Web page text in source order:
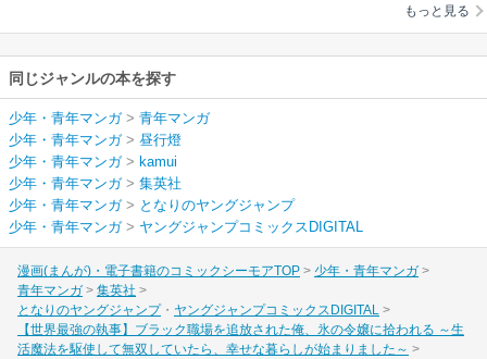
法を駆使して無双し
ていたら、幸せな暮
らしが始まりました
～
もっと見る
同じジャンルの本を探す
少年・青年マンガ> 青年マンガ
少年・青年マンガ> 昼行燈
少年・青年マンガ> kamui
少年・青年マンガ> 集英社
少年・青年マンガ> となりのヤングジャンプ
少年・青年マンガ> ヤングジャンプコミックスDIGITAL
漫画(まんが)・電子書籍のコミックシーモアTOP
少年・青年マンガ
青年マンガ
集英社
となりのヤングジャンプ
ヤングジャンプコミックスDIGITAL
【世界最強の執事】ブラック職場を追放された俺、氷の令嬢に拾われる ～生
活魔法を駆使して無双していたら、幸せな暮らしが始まりました～